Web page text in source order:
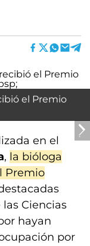
el Premio
en el
, la bióloga
Premio
Ciencias
hayan
por